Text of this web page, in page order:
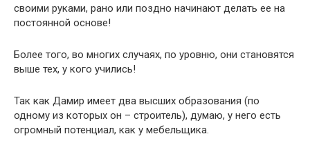
своими руками, рано или поздно начинают делать ее на
постоянной основе!
Более того, во многих случаях, по уровню, они становятся
выше тех, у кого учились!
Так как Дамир имеет два высших образования (по
одному из которых он – строитель), думаю, у него есть
огромный потенциал, как у мебельщика.